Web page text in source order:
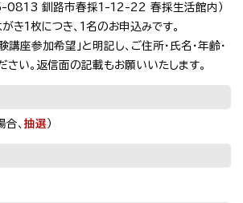
0813 釧路市春採1-12-22 春採生活館内）
き1枚につき、1名のお申込みです。
講座参加希望」と明記し、ご住所・氏名・年齢・
さい。返信面の記載もお願いいたします。
、 抽選 ）